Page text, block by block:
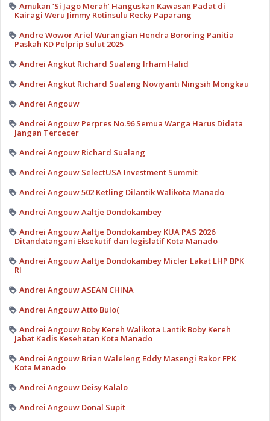
Amukan ‘Si Jago Merah’ Hanguskan Kawasan Padat di
Kairagi Weru Jimmy Rotinsulu Recky Paparang
Andre Wowor Ariel Wurangian Hendra Bororing Panitia
Paskah KD Pelprip Sulut 2025
Andrei Angkut Richard Sualang Irham Halid
Andrei Angkut Richard Sualang Noviyanti Ningsih Mongkau
Andrei Angouw
Andrei Angouw Perpres No.96 Semua Warga Harus Didata
Jangan Tercecer
Andrei Angouw Richard Sualang
Andrei Angouw SelectUSA Investment Summit
Andrei Angouw 502 Ketling Dilantik Walikota Manado
Andrei Angouw Aaltje Dondokambey
Andrei Angouw Aaltje Dondokambey KUA PAS 2026
Ditandatangani Eksekutif dan legislatif Kota Manado
Andrei Angouw Aaltje Dondokambey Micler Lakat LHP BPK
RI
Andrei Angouw ASEAN CHINA
Andrei Angouw Atto Bulo(
Andrei Angouw Boby Kereh Walikota Lantik Boby Kereh
Jabat Kadis Kesehatan Kota Manado
Andrei Angouw Brian Waleleng Eddy Masengi Rakor FPK
Kota Manado
Andrei Angouw Deisy Kalalo
Andrei Angouw Donal Supit